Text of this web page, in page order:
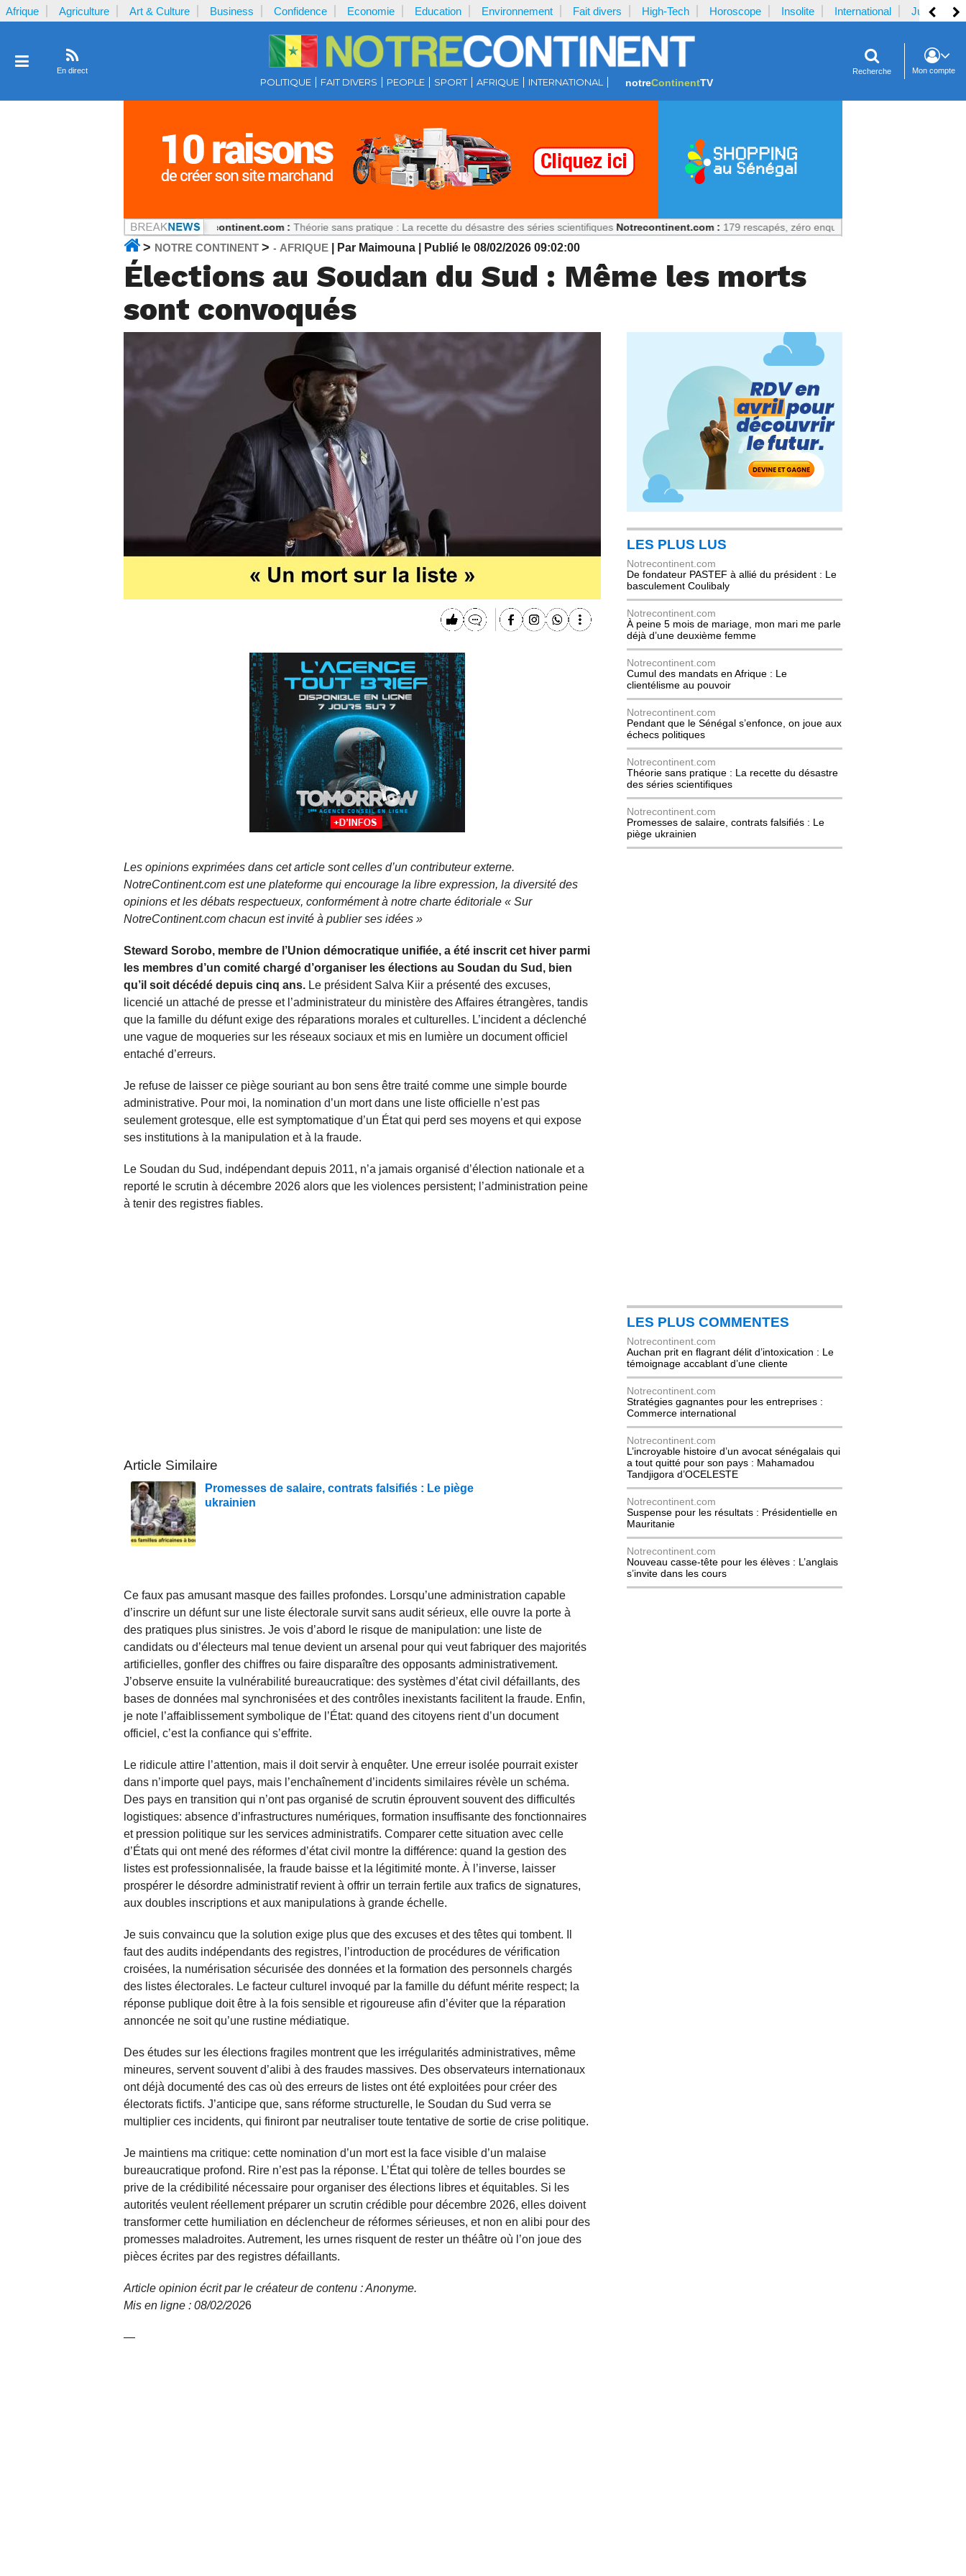
Afrique Agriculture Art & Culture Business Confidence Economie Education Environnement Fait divers High-Tech Horoscope Insolite International Justice
En direct
POLITIQUE FAIT DIVERS PEOPLE SPORT AFRIQUE INTERNATIONAL notreContinentTV
Recherche Mon compte
: Le basculement Coulibaly Notrecontinent.com : Théorie sans pratique : La recette du désastre des séries scientifiques Notrecontinent.com : 179 rescapés, zéro enquête publique : Un échec prévisible
> NOTRE CONTINENT > - AFRIQUE | Par Maimouna | Publié le 08/02/2026 09:02:00
Élections au Soudan du Sud : Même les morts
sont convoqués
Les opinions exprimées dans cet article sont celles d’un contributeur externe.
NotreContinent.com est une plateforme qui encourage la libre expression, la diversité des
opinions et les débats respectueux, conformément à notre charte éditoriale « Sur
NotreContinent.com chacun est invité à publier ses idées »
Steward Sorobo, membre de l’Union démocratique unifiée, a été inscrit cet hiver parmi
les membres d’un comité chargé d’organiser les élections au Soudan du Sud, bien
qu’il soit décédé depuis cinq ans. Le président Salva Kiir a présenté des excuses,
licencié un attaché de presse et l’administrateur du ministère des Affaires étrangères, tandis
que la famille du défunt exige des réparations morales et culturelles. L’incident a déclenché
une vague de moqueries sur les réseaux sociaux et mis en lumière un document officiel
entaché d’erreurs.
Je refuse de laisser ce piège souriant au bon sens être traité comme une simple bourde
administrative. Pour moi, la nomination d’un mort dans une liste officielle n’est pas
seulement grotesque, elle est symptomatique d’un État qui perd ses moyens et qui expose
ses institutions à la manipulation et à la fraude.
Le Soudan du Sud, indépendant depuis 2011, n’a jamais organisé d’élection nationale et a
reporté le scrutin à décembre 2026 alors que les violences persistent; l’administration peine
à tenir des registres fiables.
Article Similaire
Promesses de salaire, contrats falsifiés : Le piège
ukrainien
Ce faux pas amusant masque des failles profondes. Lorsqu’une administration capable
d’inscrire un défunt sur une liste électorale survit sans audit sérieux, elle ouvre la porte à
des pratiques plus sinistres. Je vois d’abord le risque de manipulation: une liste de
candidats ou d’électeurs mal tenue devient un arsenal pour qui veut fabriquer des majorités
artificielles, gonfler des chiffres ou faire disparaître des opposants administrativement.
J’observe ensuite la vulnérabilité bureaucratique: des systèmes d’état civil défaillants, des
bases de données mal synchronisées et des contrôles inexistants facilitent la fraude. Enfin,
je note l’affaiblissement symbolique de l’État: quand des citoyens rient d’un document
officiel, c’est la confiance qui s’effrite.
Le ridicule attire l’attention, mais il doit servir à enquêter. Une erreur isolée pourrait exister
dans n’importe quel pays, mais l’enchaînement d’incidents similaires révèle un schéma.
Des pays en transition qui n’ont pas organisé de scrutin éprouvent souvent des difficultés
logistiques: absence d’infrastructures numériques, formation insuffisante des fonctionnaires
et pression politique sur les services administratifs. Comparer cette situation avec celle
d’États qui ont mené des réformes d’état civil montre la différence: quand la gestion des
listes est professionnalisée, la fraude baisse et la légitimité monte. À l’inverse, laisser
prospérer le désordre administratif revient à offrir un terrain fertile aux trafics de signatures,
aux doubles inscriptions et aux manipulations à grande échelle.
Je suis convaincu que la solution exige plus que des excuses et des têtes qui tombent. Il
faut des audits indépendants des registres, l’introduction de procédures de vérification
croisées, la numérisation sécurisée des données et la formation des personnels chargés
des listes électorales. Le facteur culturel invoqué par la famille du défunt mérite respect; la
réponse publique doit être à la fois sensible et rigoureuse afin d’éviter que la réparation
annoncée ne soit qu’une rustine médiatique.
Des études sur les élections fragiles montrent que les irrégularités administratives, même
mineures, servent souvent d’alibi à des fraudes massives. Des observateurs internationaux
ont déjà documenté des cas où des erreurs de listes ont été exploitées pour créer des
électorats fictifs. J’anticipe que, sans réforme structurelle, le Soudan du Sud verra se
multiplier ces incidents, qui finiront par neutraliser toute tentative de sortie de crise politique.
Je maintiens ma critique: cette nomination d’un mort est la face visible d’un malaise
bureaucratique profond. Rire n’est pas la réponse. L’État qui tolère de telles bourdes se
prive de la crédibilité nécessaire pour organiser des élections libres et équitables. Si les
autorités veulent réellement préparer un scrutin crédible pour décembre 2026, elles doivent
transformer cette humiliation en déclencheur de réformes sérieuses, et non en alibi pour des
promesses maladroites. Autrement, les urnes risquent de rester un théâtre où l’on joue des
pièces écrites par des registres défaillants.
Article opinion écrit par le créateur de contenu : Anonyme.
Mis en ligne : 08/02/2026
—
LES PLUS LUS
Notrecontinent.com
De fondateur PASTEF à allié du président : Le
basculement Coulibaly
Notrecontinent.com
À peine 5 mois de mariage, mon mari me parle
déjà d’une deuxième femme
Notrecontinent.com
Cumul des mandats en Afrique : Le
clientélisme au pouvoir
Notrecontinent.com
Pendant que le Sénégal s’enfonce, on joue aux
échecs politiques
Notrecontinent.com
Théorie sans pratique : La recette du désastre
des séries scientifiques
Notrecontinent.com
Promesses de salaire, contrats falsifiés : Le
piège ukrainien
LES PLUS COMMENTES
Notrecontinent.com
Auchan prit en flagrant délit d’intoxication : Le
témoignage accablant d’une cliente
Notrecontinent.com
Stratégies gagnantes pour les entreprises :
Commerce international
Notrecontinent.com
L’incroyable histoire d’un avocat sénégalais qui
a tout quitté pour son pays : Mahamadou
Tandjigora d’OCELESTE
Notrecontinent.com
Suspense pour les résultats : Présidentielle en
Mauritanie
Notrecontinent.com
Nouveau casse-tête pour les élèves : L’anglais
s’invite dans les cours